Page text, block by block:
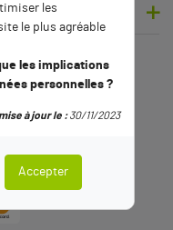
les
le plus agréable
les implications
personnelles ?
Accepter
à jour le :30/11/2023